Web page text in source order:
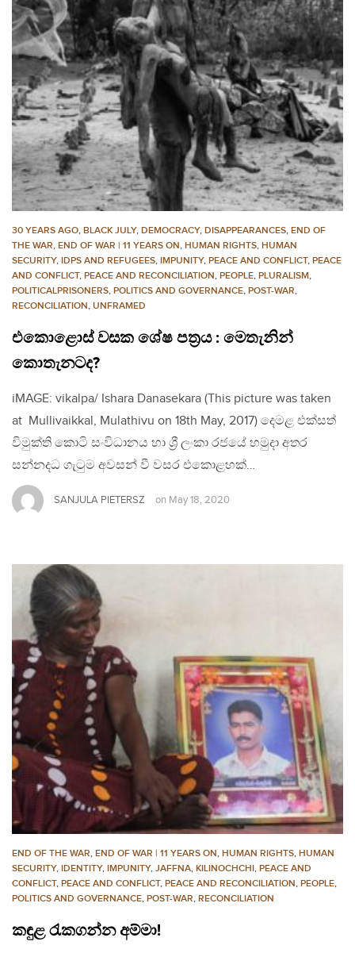
30 YEARS AGO, BLACK JULY, DEMOCRACY, DISAPPEARANCES, END OF
THE WAR, END OF WAR | 11 YEARS ON, HUMAN RIGHTS, HUMAN
SECURITY, IDPS AND REFUGEES, IMPUNITY, PEACE AND CONFLICT, PEACE
AND CONFLICT, PEACE AND RECONCILIATION, PEOPLE, PLURALISM,
POLITICALPRISONERS, POLITICS AND GOVERNANCE, POST-WAR,
RECONCILIATION, UNFRAMED
එකොළොස් වසක ශේෂ පත්‍රය : මෙතැනින්
කොතැනටද?
iMAGE: vikalpa/ Ishara Danasekara (This picture was taken
at Mullivaikkal, Mulathivu on 18th May, 2017) දෙමළ එක්සත්
විමුක්ති කොටි සංවිධානය හා ශ්‍රී ලංකා රජයේ හමුදා අතර
සන්නදධ ගැටුම අවසන් වී වසර එකොළහක්…
SANJULA PIETERSZ on May 18, 2020
END OF THE WAR, END OF WAR | 11 YEARS ON, HUMAN RIGHTS, HUMAN
SECURITY, IDENTITY, IMPUNITY, JAFFNA, KILINOCHCHI, PEACE AND
CONFLICT, PEACE AND CONFLICT, PEACE AND RECONCILIATION, PEOPLE,
POLITICS AND GOVERNANCE, POST-WAR, RECONCILIATION
කඳුළ රැකගන්න අම්මා!